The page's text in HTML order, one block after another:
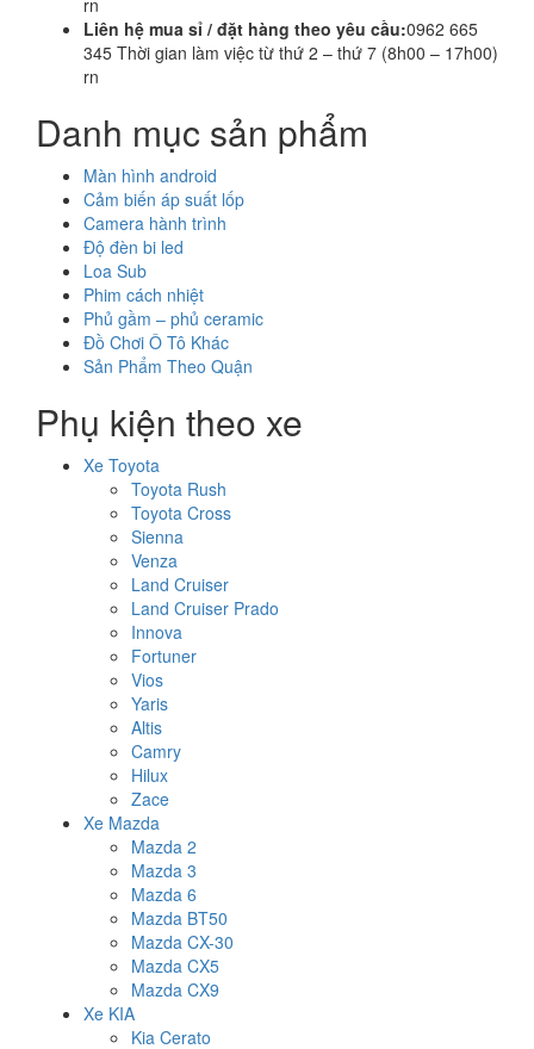
rn
Liên hệ mua sỉ / đặt hàng theo yêu cầu:0962 665
345 Thời gian làm việc từ thứ 2 – thứ 7 (8h00 – 17h00)
rn
Danh mục sản phẩm
Màn hình android
Cảm biến áp suất lốp
Camera hành trình
Độ đèn bi led
Loa Sub
Phim cách nhiệt
Phủ gầm – phủ ceramic
Đồ Chơi Ô Tô Khác
Sản Phẩm Theo Quận
Phụ kiện theo xe
Xe Toyota
Toyota Rush
Toyota Cross
Sienna
Venza
Land Cruiser
Land Cruiser Prado
Innova
Fortuner
Vios
Yaris
Altis
Camry
Hilux
Zace
Xe Mazda
Mazda 2
Mazda 3
Mazda 6
Mazda BT50
Mazda CX-30
Mazda CX5
Mazda CX9
Xe KIA
Kia Cerato